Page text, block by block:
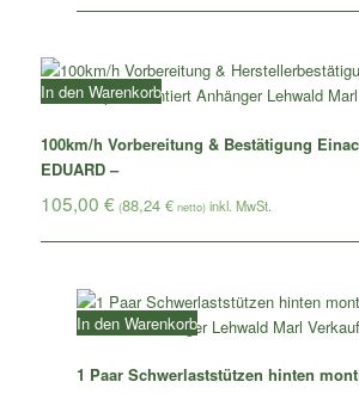
100km/h Vorbereitung & Bestätigung
EDUARD –
105,00€ (88,24€ netto)
In den Warenkorb
1 Paar Schwerlaststützen hinten
In den Warenkorb